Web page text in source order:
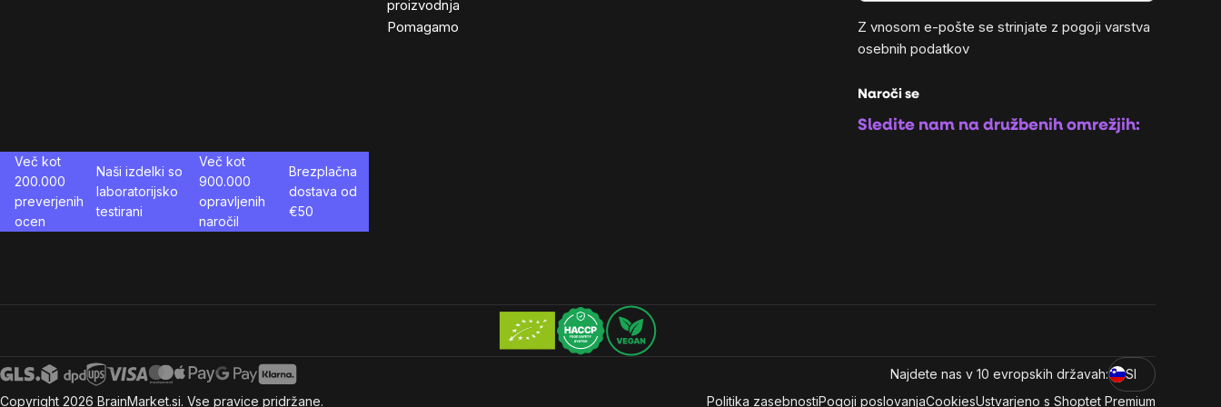
proizvodnja
Pomagamo
Z vnosom e-pošte se strinjate z pogoji varstva
osebnih podatkov
Naroči se
Sledite nam na družbenih omrežjih:
Več kot
200.000
preverjenih
ocen
Naši izdelki so
laboratorijsko
testirani
Več kot
900.000
opravljenih
naročil
Brezplačna
dostava od
€50
Najdete nas v 10 evropskih državah:
SI
Copyright 2026 BrainMarket.si. Vse pravice pridržane. Politika zasebnostiPogoji poslovanjaCookiesUstvarjeno s Shoptet Premium